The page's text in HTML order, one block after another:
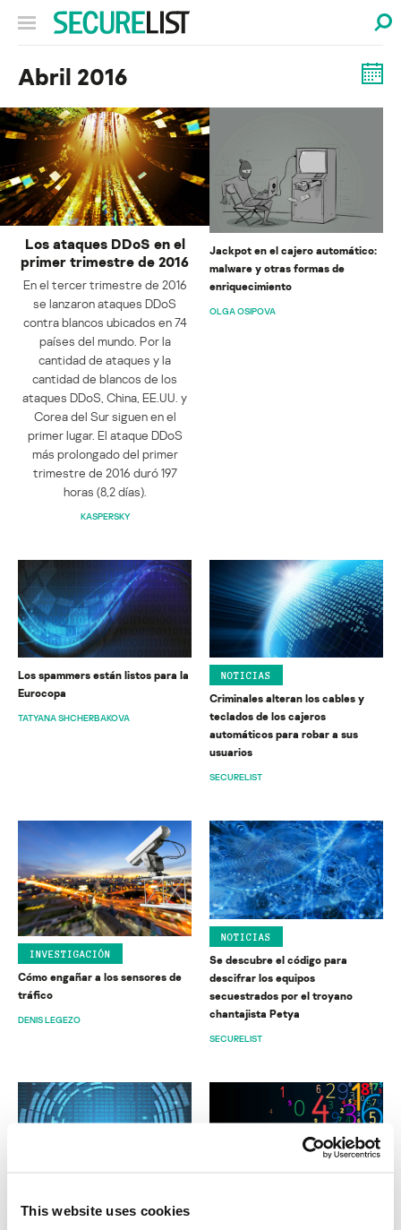
This website uses cookies
Abril 2016
Los ataques DDoS en el
primer trimestre de 2016
En el tercer trimestre de 2016
se lanzaron ataques DDoS
contra blancos ubicados en 74
países del mundo. Por la
cantidad de ataques y la
cantidad de blancos de los
ataques DDoS, China, EE.UU. y
Corea del Sur siguen en el
primer lugar. El ataque DDoS
más prolongado del primer
trimestre de 2016 duró 197
horas (8,2 días).
KASPERSKY
Jackpot en el cajero automático:
malware y otras formas de
enriquecimiento
OLGA OSIPOVA
Los spammers están listos para la
Eurocopa
TATYANA SHCHERBAKOVA
NOTICIAS
Criminales alteran los cables y
teclados de los cajeros
automáticos para robar a sus
usuarios
SECURELIST
INVESTIGACIÓN
Cómo engañar a los sensores de
tráfico
DENIS LEGEZO
NOTICIAS
Se descubre el código para
descifrar los equipos
secuestrados por el troyano
chantajista Petya
SECURELIST